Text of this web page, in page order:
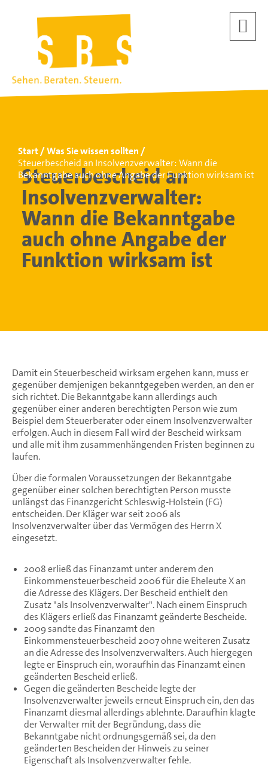
Start
Was Sie wissen sollten
Steuerbescheid an Insolvenzverwalter: Wann die
Bekanntgabe auch ohne Angabe der Funktion wirksam ist
Steuerbescheid an
Insolvenzverwalter:
Wann die Bekanntgabe
auch ohne Angabe der
Funktion wirksam ist
Damit ein Steuerbescheid wirksam ergehen kann, muss er
gegenüber demjenigen bekanntgegeben werden, an den er
sich richtet. Die Bekanntgabe kann allerdings auch
gegenüber einer anderen berechtigten Person wie zum
Beispiel dem Steuerberater oder einem Insolvenzverwalter
erfolgen. Auch in diesem Fall wird der Bescheid wirksam
und alle mit ihm zusammenhängenden Fristen beginnen zu
laufen.
Über die formalen Voraussetzungen der Bekanntgabe
gegenüber einer solchen berechtigten Person musste
unlängst das Finanzgericht Schleswig-Holstein (FG)
entscheiden. Der Kläger war seit 2006 als
Insolvenzverwalter über das Vermögen des Herrn X
eingesetzt.
2008 erließ das Finanzamt unter anderem den
Einkommensteuerbescheid 2006 für die Eheleute X an
die Adresse des Klägers. Der Bescheid enthielt den
Zusatz "als Insolvenzverwalter". Nach einem Einspruch
des Klägers erließ das Finanzamt geänderte Bescheide.
2009 sandte das Finanzamt den
Einkommensteuerbescheid 2007 ohne weiteren Zusatz
an die Adresse des Insolvenzverwalters. Auch hiergegen
legte er Einspruch ein, woraufhin das Finanzamt einen
geänderten Bescheid erließ.
Gegen die geänderten Bescheide legte der
Insolvenzverwalter jeweils erneut Einspruch ein, den das
Finanzamt diesmal allerdings ablehnte. Daraufhin klagte
der Verwalter mit der Begründung, dass die
Bekanntgabe nicht ordnungsgemäß sei, da den
geänderten Bescheiden der Hinweis zu seiner
Eigenschaft als Insolvenzverwalter fehle.